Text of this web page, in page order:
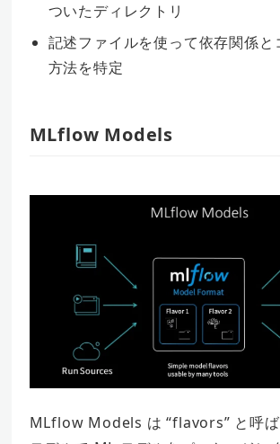
ついたディレクトリ
記述ファイルを使って依存関係と
方法を特定
MLflow Models
MLflow Models は “flavors” と呼